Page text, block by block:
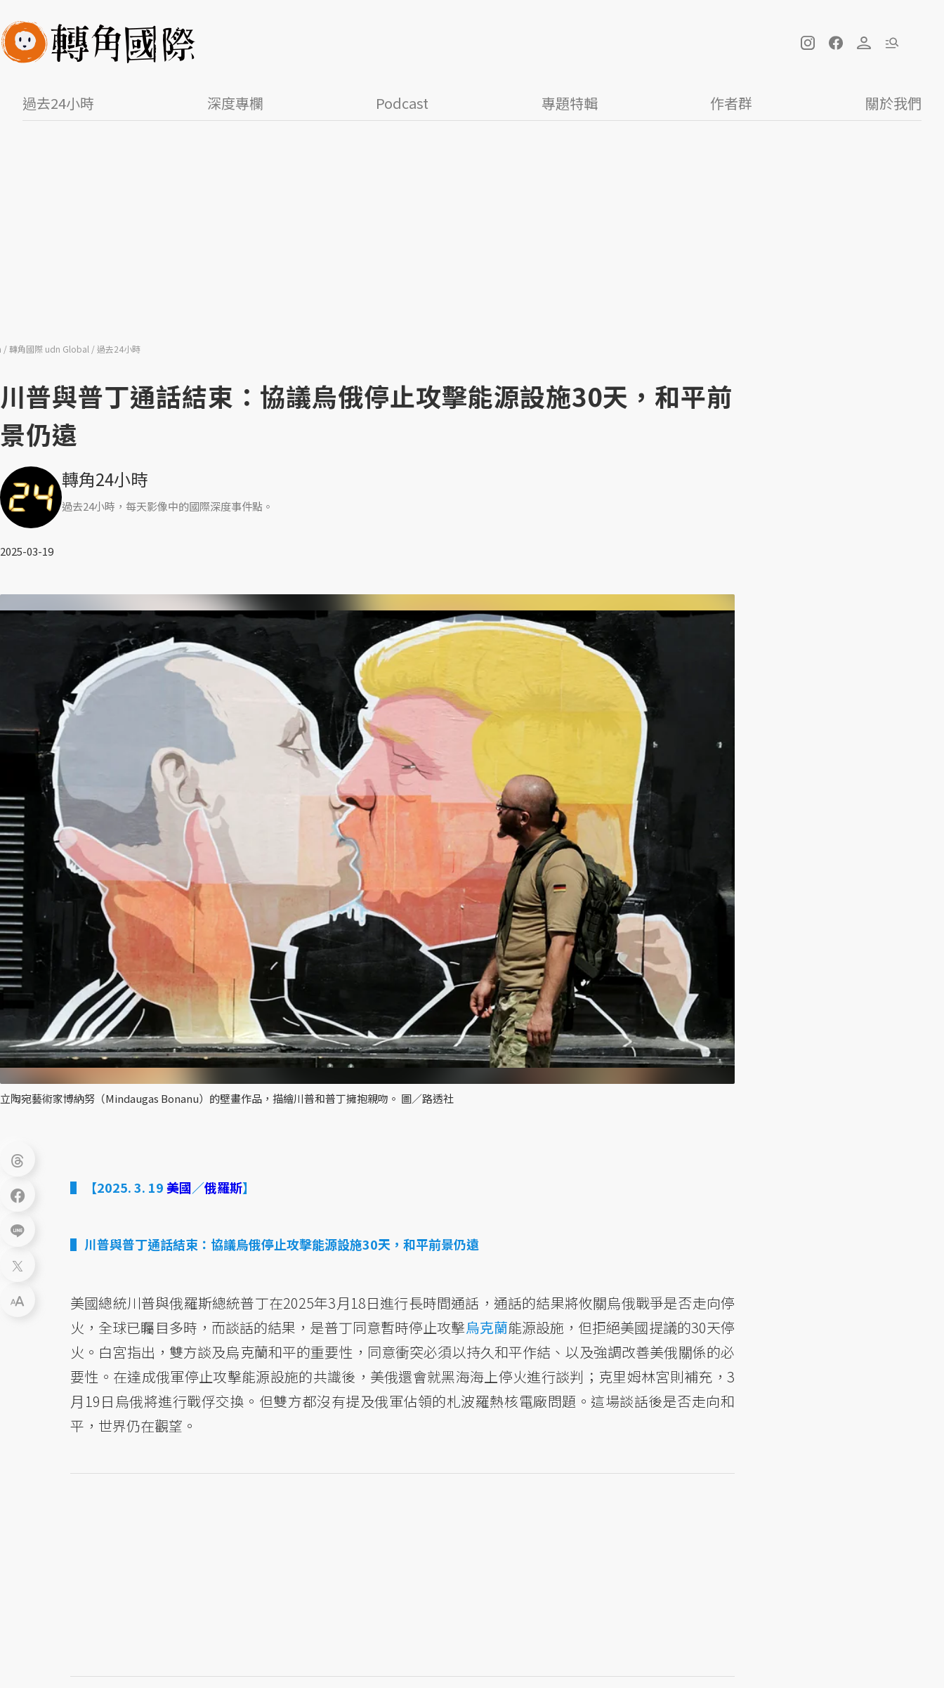
過去24小時 深度專欄 Podcast 專題特輯 作者群 關於我們
轉角國際 udn Global 過去24小時
川普與普丁通話結束：協議烏俄停止攻擊能源設施30天，和平前
景仍遠
轉角24小時
過去24小時，每天影像中的國際深度事件點。
2025-03-19
立陶宛藝術家博納努（Mindaugas Bonanu）的壁畫作品，描繪川普和普丁擁抱親吻。 圖／路透社
【2025. 3. 19美國／俄羅斯】
川普與普丁通話結束：協議烏俄停止攻擊能源設施30天，和平前景仍遠
美國總統川普與俄羅斯總統普丁在2025年3月18日進行長時間通話，通話的結果將攸關烏俄戰爭是否走向停
火，全球已矚目多時，而談話的結果，是普丁同意暫時停止攻擊烏克蘭能源設施，但拒絕美國提議的30天停
火。白宮指出，雙方談及烏克蘭和平的重要性，同意衝突必須以持久和平作結、以及強調改善美俄關係的必
要性。在達成俄軍停止攻擊能源設施的共識後，美俄還會就黑海海上停火進行談判；克里姆林宮則補充，3
月19日烏俄將進行戰俘交換。但雙方都沒有提及俄軍佔領的札波羅熱核電廠問題。這場談話後是否走向和
平，世界仍在觀望。